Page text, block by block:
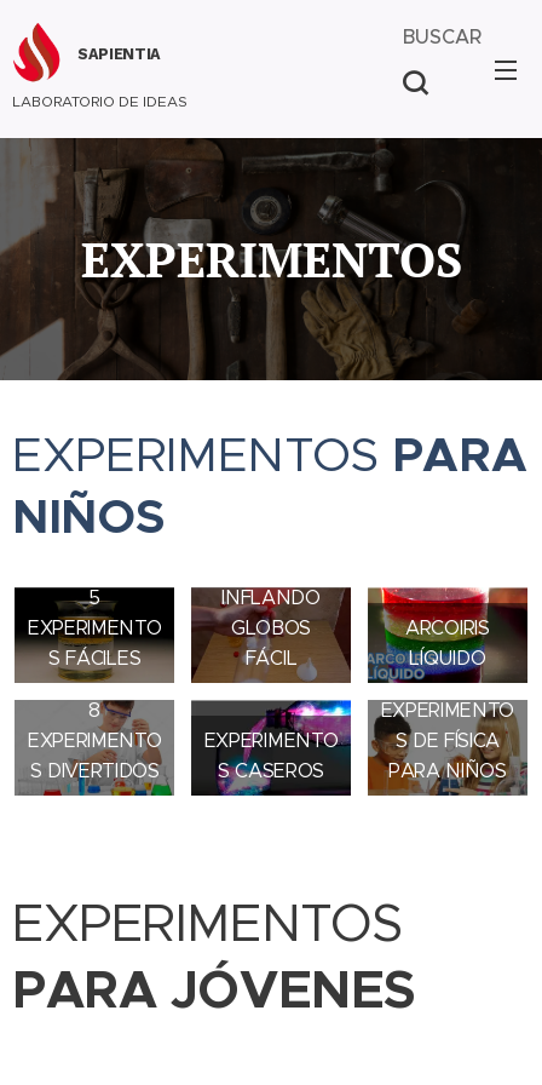
SAPIENTIA
LABORATORIO DE IDEAS
BUSCAR
EXPERIMENTOS
EXPERIMENTOS PARA
NIÑOS
5
EXPERIMENTO
S FÁCILES
INFLANDO
GLOBOS
FÁCIL
ARCOIRIS
LÍQUIDO
8
EXPERIMENTO
S DIVERTIDOS
EXPERIMENTO
S CASEROS
6
EXPERIMENTO
S DE FÍSICA
PARA NIÑOS
EXPERIMENTOS
PARA JÓVENES